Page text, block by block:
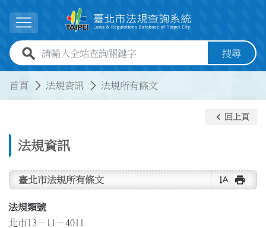
展開選單
全站查詢關鍵字欄位 搜尋
首頁 法規資訊 法規所有條文
法規資訊
keyboard_arrow_left 回上頁
臺北市法規所有條文 text_rotate_vertical print
法規類號
北市13－11－4011